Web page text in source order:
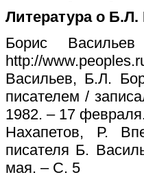
Литература о
Борис
http://
Васильев, Б.Л.
писателем /
1982. – 17
Нахапетов, Р.
писателя Б.
мая. – С. 5